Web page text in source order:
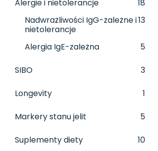
Alergie i nietolerancje
18
Nadwrażliwości IgG-zależne i
nietolerancje
13
Alergia IgE-zależna 5
SIBO 3
Longevity 1
Markery stanu jelit 5
Suplementy diety
10